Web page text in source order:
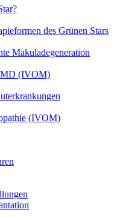
des Grünen Stars
Makuladegeneration
(IVOM)
(IVOM)